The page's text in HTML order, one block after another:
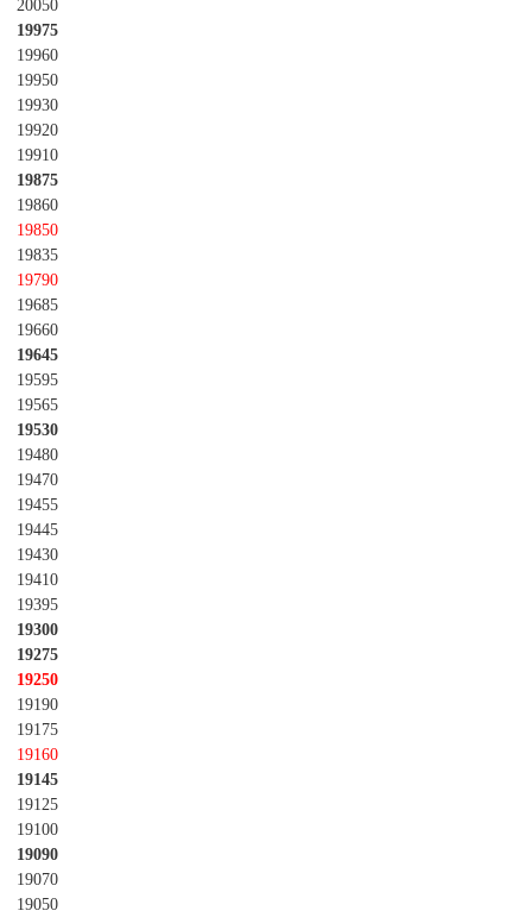
20050
19975
19960
19950
19930
19920
19910
19875
19860
19850
19835
19790
19685
19660
19645
19595
19565
19530
19480
19470
19455
19445
19430
19410
19395
19300
19275
19250
19190
19175
19160
19145
19125
19100
19090
19070
19050